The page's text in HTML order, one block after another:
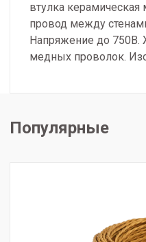
втулка
провод между
Напряжение до 750В.
медных проволок.
Популярные